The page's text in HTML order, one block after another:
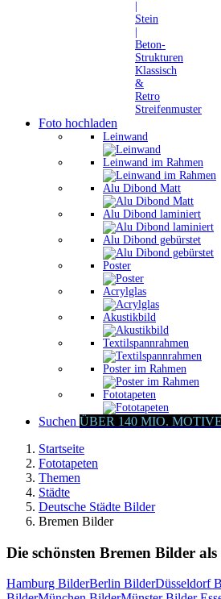
Stein
Beton-
Strukturen
Klassisch
&
Retro
Streifenmuster
Foto hochladen
Leinwand
Leinwand im Rahmen
Alu Dibond Matt
Alu Dibond laminiert
Alu Dibond gebürstet
Poster
Acrylglas
Akustikbild
Textilspannrahmen
Poster im Rahmen
Fototapeten
Suchen ÜBER 140 MIO. MOTIVE
Startseite
Fototapeten
Themen
Städte
Deutsche Städte Bilder
Bremen Bilder
Die schönsten Bremen Bilder
Hamburg BilderBerlin BilderDüsseldorf